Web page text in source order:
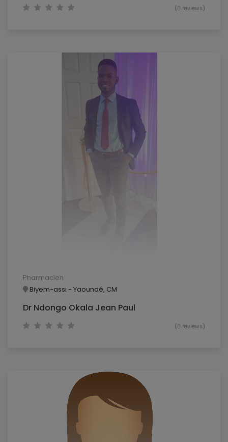
(0 reviews)
Pharmacien
Biyem-assi - Yaoundé, CM
Dr Ndongo Okala Jean Paul
(0 reviews)